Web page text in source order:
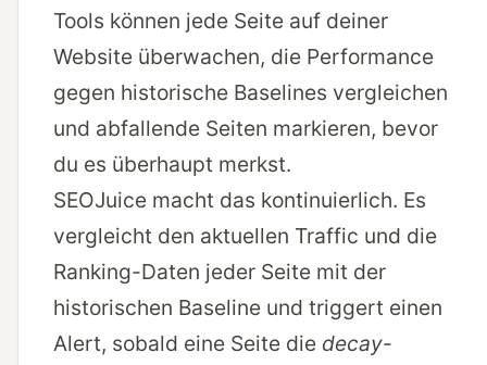
Tools können jede Seite auf deiner
Website überwachen, die Performance
gegen historische Baselines vergleichen
und abfallende Seiten markieren, bevor
du es überhaupt merkst.
SEOJuice macht das kontinuierlich. Es
vergleicht den aktuellen Traffic und die
Ranking-Daten jeder Seite mit der
historischen Baseline und triggert einen
Alert, sobald eine Seite die decay-